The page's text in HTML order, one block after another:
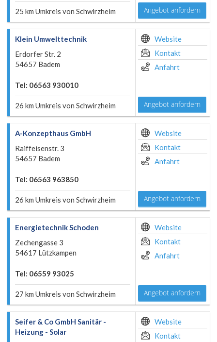
25 km Umkreis von Schwirzheim Angebot anfordern
Klein Umwelttechnik
Erdorfer Str. 2
54657 Badem
Tel: 06563 930010
26 km Umkreis von Schwirzheim
Website
Kontakt
Anfahrt
Angebot anfordern
A-Konzepthaus GmbH
Raiffeisenstr. 3
54657 Badem
Tel: 06563 963850
26 km Umkreis von Schwirzheim
Website
Kontakt
Anfahrt
Angebot anfordern
Energietechnik Schoden
Zechengasse 3
54617 Lützkampen
Tel: 06559 93025
27 km Umkreis von Schwirzheim
Website
Kontakt
Anfahrt
Angebot anfordern
Seifer & Co GmbH Sanitär -
Heizung - Solar
Website
Kontakt